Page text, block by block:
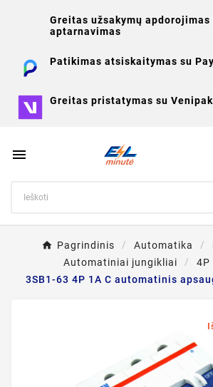
Greitas užsakymų
aptarnavimas
Patikimas atsiskaitymas su
Greitas pristatymas su Venipak

Pagrindinis Automatika
Automatiniai jungikliai
4P
3SB1-63 4P 1A C automatinis